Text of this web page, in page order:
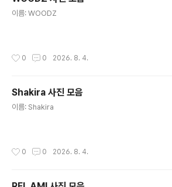
이름: WOODZ
0 0 2026. 8. 4.
Shakira 사진 모음
이름: Shakira
0 0 2026. 8. 4.